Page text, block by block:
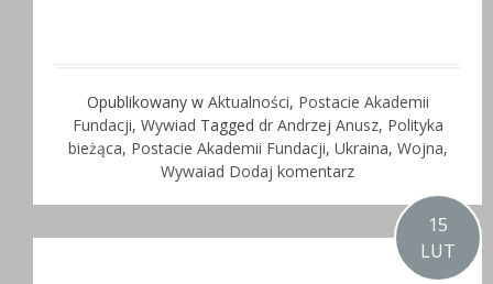
Opublikowany w Aktualności, Postacie Akademii
Fundacji, Wywiad Tagged dr Andrzej Anusz, Polityka
bieżąca, Postacie Akademii Fundacji, Ukraina, Wojna,
Wywaiad Dodaj komentarz
15
LUT